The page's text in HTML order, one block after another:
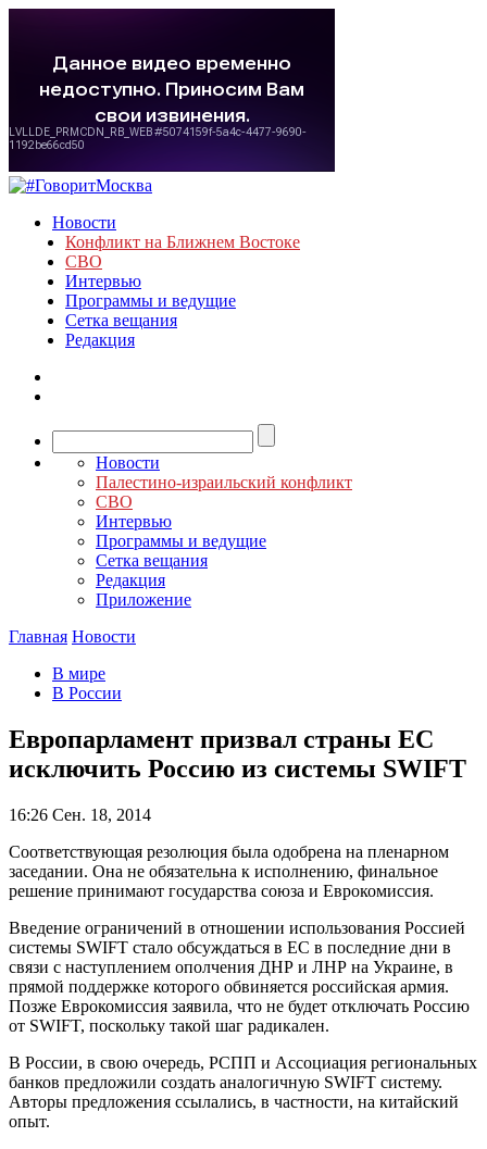
Новости
Конфликт на Ближнем Востоке
СВО
Интервью
Программы и ведущие
Сетка вещания
Редакция
Новости
Палестино-израильский конфликт
СВО
Интервью
Программы и ведущие
Сетка вещания
Редакция
Приложение
Главная Новости
В мире
В России
Европарламент призвал страны ЕС
исключить Россию из системы SWIFT
16:26 Сен. 18, 2014
Соответствующая резолюция была одобрена на пленарном
заседании. Она не обязательна к исполнению, финальное
решение принимают государства союза и Еврокомиссия.
Введение ограничений в отношении использования Россией
системы SWIFT стало обсуждаться в ЕС в последние дни в
связи с наступлением ополчения ДНР и ЛНР на Украине, в
прямой поддержке которого обвиняется российская армия.
Позже Еврокомиссия заявила, что не будет отключать Россию
от SWIFT, поскольку такой шаг радикален.
В России, в свою очередь, РСПП и Ассоциация региональных
банков предложили создать аналогичную SWIFT систему.
Авторы предложения ссылались, в частности, на китайский
опыт.